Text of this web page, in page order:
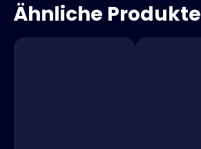
Ähnliche Produkte